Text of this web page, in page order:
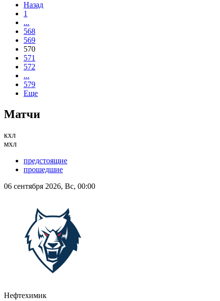
Назад
1
...
568
569
570
571
572
...
579
Еще
Матчи
кхл
мхл
предстоящие
прошедшие
06 сентября 2026, Вс, 00:00
Нефтехимик